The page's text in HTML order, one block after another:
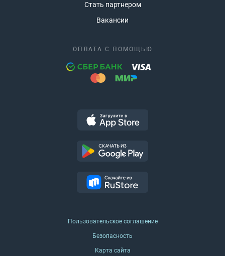
Стать партнером
Вакансии
ОПЛАТА С ПОМОЩЬЮ
Пользовательское соглашение
Безопасность
Карта сайта